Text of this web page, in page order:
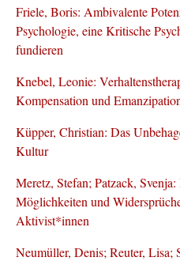
Friele, Boris: Ambivalente
Psychologie, eine Kritische
fundieren
Knebel, Leonie:
Kompensation und
Küpper, Christian: Das
Kultur
Meretz, Stefan; Patzack,
Möglichkeiten und
Aktivist*innen
Neumüller, Denis; Reuter,